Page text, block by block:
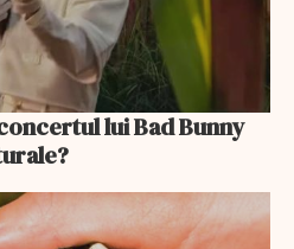
lui Bad Bunny